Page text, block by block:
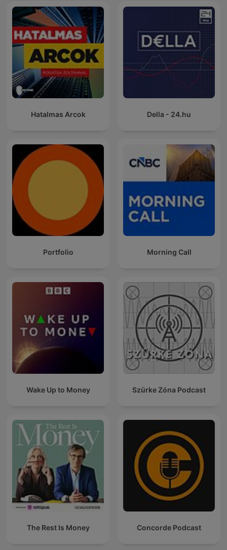
Hatalmas Arcok Della - 24.hu
Portfolio Morning Call
Wake Up to Money Szürke Zóna Podcast
The Rest Is Money Concorde Podcast